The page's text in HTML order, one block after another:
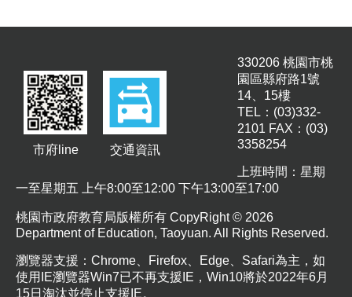
市府line 交通資訊
330206 桃園市桃
園區縣府路1號
14、15樓
TEL：(03)332-
2101 FAX：(03)
3358254
上班時間：星期
一至星期五 上午8:00至12:00 下午13:00至17:00
桃園市政府教育局版權所有 CopyRight © 2026
Department of Education, Taoyuan. All Rights Reserved.
瀏覽器支援：Chrome、Firefox、Edge、Safari為主，如
使用IE瀏覽器Win7已不再支援IE，Win10將於2022年6月
15日淘汰並停止支援IE。